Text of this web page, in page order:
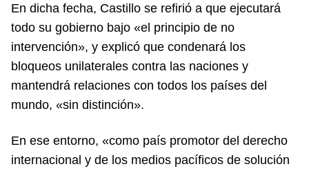
En dicha fecha, Castillo se refirió a que ejecutará
todo su gobierno bajo «el principio de no
intervención», y explicó que condenará los
bloqueos unilaterales contra las naciones y
mantendrá relaciones con todos los países del
mundo, «sin distinción».
En ese entorno, «como país promotor del derecho
internacional y de los medios pacíficos de solución